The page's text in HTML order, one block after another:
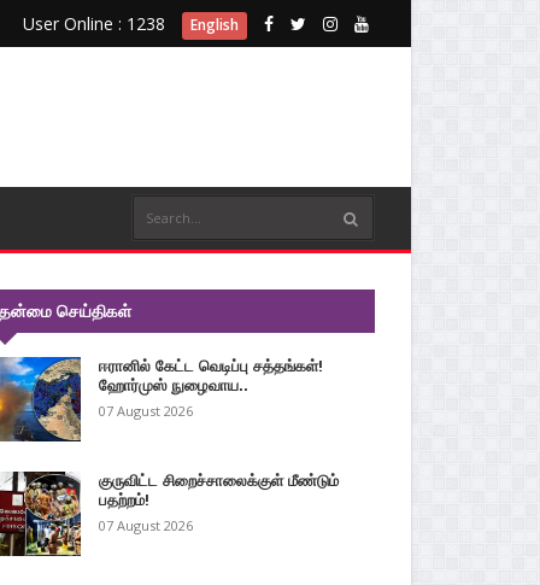
User Online : 1238 English
செய்திகள்
ஈரானில் கேட்ட வெடிப்பு சத்தங்கள்!
ஹோர்முஸ் நுழைவாய..
07 August 2026
குருவிட்ட சிறைச்சாலைக்குள் மீண்டும்
பதற்றம்!
07 August 2026